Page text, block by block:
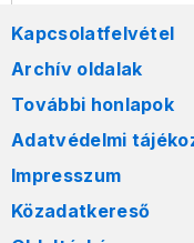
Kapcsolatfelvétel
Archív oldalak
További honlapok
Adatvédelmi
Impresszum
Közadatkereső